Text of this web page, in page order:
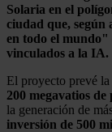
Solaria en el
ciudad que, según
en todo el mundo"
vinculados a la IA.
El proyecto prevé
200 megavatios
la generación de
inversión de 500